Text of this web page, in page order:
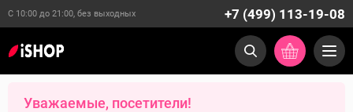
С 10:00 до 21:00, без выходных +7 (499) 113-19-08
Уважаемые, посетители!